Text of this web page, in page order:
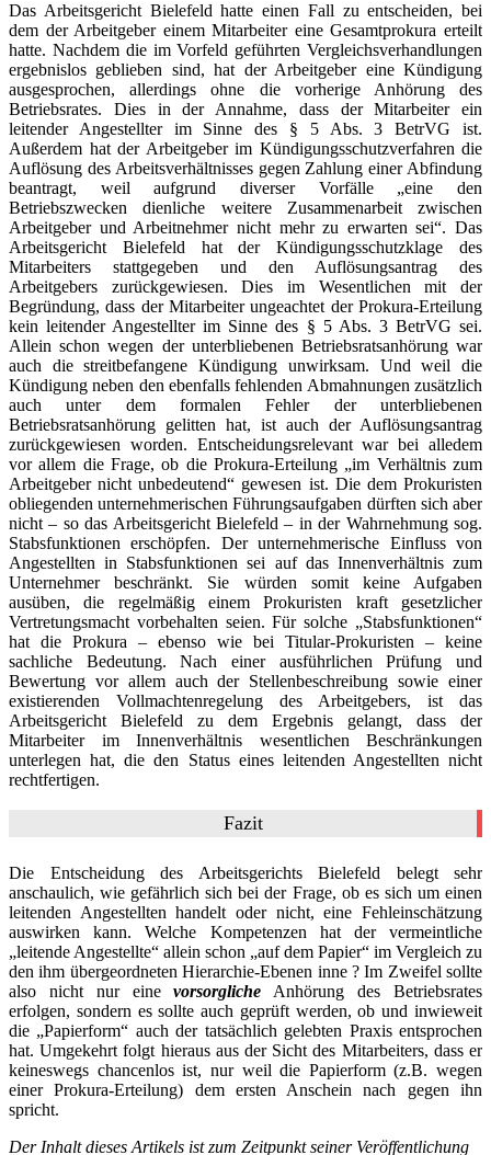
Das Arbeitsgericht Bielefeld hatte einen Fall zu entscheiden, bei
dem der Arbeitgeber einem Mitarbeiter eine Gesamtprokura erteilt
hatte. Nachdem die im Vorfeld geführten Vergleichsverhandlungen
ergebnislos geblieben sind, hat der Arbeitgeber eine Kündigung
ausgesprochen, allerdings ohne die vorherige Anhörung des
Betriebsrates. Dies in der Annahme, dass der Mitarbeiter ein
leitender Angestellter im Sinne des § 5 Abs. 3 BetrVG ist.
Außerdem hat der Arbeitgeber im Kündigungsschutzverfahren die
Auflösung des Arbeitsverhältnisses gegen Zahlung einer Abfindung
beantragt, weil aufgrund diverser Vorfälle „eine den
Betriebszwecken dienliche weitere Zusammenarbeit zwischen
Arbeitgeber und Arbeitnehmer nicht mehr zu erwarten sei“. Das
Arbeitsgericht Bielefeld hat der Kündigungsschutzklage des
Mitarbeiters stattgegeben und den Auflösungsantrag des
Arbeitgebers zurückgewiesen. Dies im Wesentlichen mit der
Begründung, dass der Mitarbeiter ungeachtet der Prokura-Erteilung
kein leitender Angestellter im Sinne des § 5 Abs. 3 BetrVG sei.
Allein schon wegen der unterbliebenen Betriebsratsanhörung war
auch die streitbefangene Kündigung unwirksam. Und weil die
Kündigung neben den ebenfalls fehlenden Abmahnungen zusätzlich
auch unter dem formalen Fehler der unterbliebenen
Betriebsratsanhörung gelitten hat, ist auch der Auflösungsantrag
zurückgewiesen worden. Entscheidungsrelevant war bei alledem
vor allem die Frage, ob die Prokura-Erteilung „im Verhältnis zum
Arbeitgeber nicht unbedeutend“ gewesen ist. Die dem Prokuristen
obliegenden unternehmerischen Führungsaufgaben dürften sich aber
nicht – so das Arbeitsgericht Bielefeld – in der Wahrnehmung sog.
Stabsfunktionen erschöpfen. Der unternehmerische Einfluss von
Angestellten in Stabsfunktionen sei auf das Innenverhältnis zum
Unternehmer beschränkt. Sie würden somit keine Aufgaben
ausüben, die regelmäßig einem Prokuristen kraft gesetzlicher
Vertretungsmacht vorbehalten seien. Für solche „Stabsfunktionen“
hat die Prokura – ebenso wie bei Titular-Prokuristen – keine
sachliche Bedeutung. Nach einer ausführlichen Prüfung und
Bewertung vor allem auch der Stellenbeschreibung sowie einer
existierenden Vollmachtenregelung des Arbeitgebers, ist das
Arbeitsgericht Bielefeld zu dem Ergebnis gelangt, dass der
Mitarbeiter im Innenverhältnis wesentlichen Beschränkungen
unterlegen hat, die den Status eines leitenden Angestellten nicht
rechtfertigen.
Fazit
Die Entscheidung des Arbeitsgerichts Bielefeld belegt sehr
anschaulich, wie gefährlich sich bei der Frage, ob es sich um einen
leitenden Angestellten handelt oder nicht, eine Fehleinschätzung
auswirken kann. Welche Kompetenzen hat der vermeintliche
„leitende Angestellte“ allein schon „auf dem Papier“ im Vergleich zu
den ihm übergeordneten Hierarchie-Ebenen inne ? Im Zweifel sollte
also nicht nur einevorsorgliche Anhörung des Betriebsrates
erfolgen, sondern es sollte auch geprüft werden, ob und inwieweit
die „Papierform“ auch der tatsächlich gelebten Praxis entsprochen
hat. Umgekehrt folgt hieraus aus der Sicht des Mitarbeiters, dass er
keineswegs chancenlos ist, nur weil die Papierform (z.B. wegen
einer Prokura-Erteilung) dem ersten Anschein nach gegen ihn
spricht.
Der Inhalt dieses Artikels ist zum Zeitpunkt seiner Veröffentlichung